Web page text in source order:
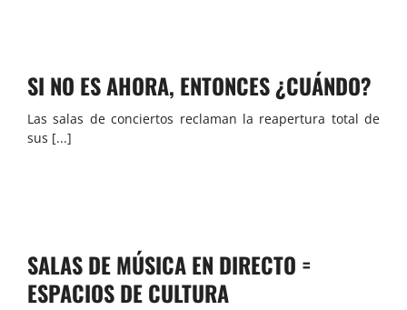
SI NO ES AHORA, ENTONCES ¿CUÁNDO?
Las salas de conciertos reclaman la reapertura total de
sus [...]
SALAS DE MÚSICA EN DIRECTO =
ESPACIOS DE CULTURA